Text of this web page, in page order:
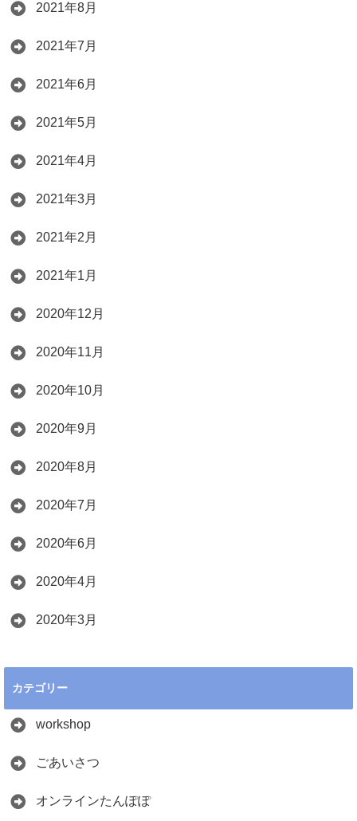
2021年8月
2021年7月
2021年6月
2021年5月
2021年4月
2021年3月
2021年2月
2021年1月
2020年12月
2020年11月
2020年10月
2020年9月
2020年8月
2020年7月
2020年6月
2020年4月
2020年3月
カテゴリー
workshop
ごあいさつ
オンラインたんぽぽ